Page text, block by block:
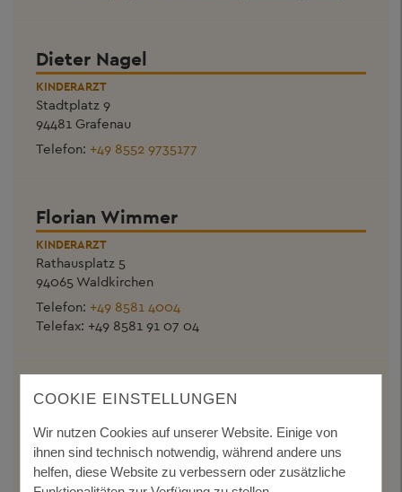
Dieter Nagel
KINDERARZT
Stadtplatz 9
94481 Grafenau
Telefon: +49 8552 9735177
Florian Wimmer
KINDERARZT
Rathausplatz 5
94065 Waldkirchen
Telefon: +49 8581 4004
Telefax: +49 8581 91 07 04
Hermann Linzmeier
MVZ FREYUNG IN GRAFENAU
Schwarzmaierstr. 21 a
94481 Grafenau
COOKIE EINSTELLUNGEN
Wir nutzen Cookies auf unserer Website. Einige von
ihnen sind technisch notwendig, während andere uns
helfen, diese Website zu verbessern oder zusätzliche